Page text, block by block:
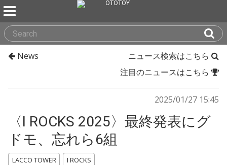
News
ニュース検索はこちら
注目のニュースはこちら
2025/01/27 15:45
〈I ROCKS 2025〉最終発表にグ
ドモ、忘れら6組
LACCO TOWER I ROCKS